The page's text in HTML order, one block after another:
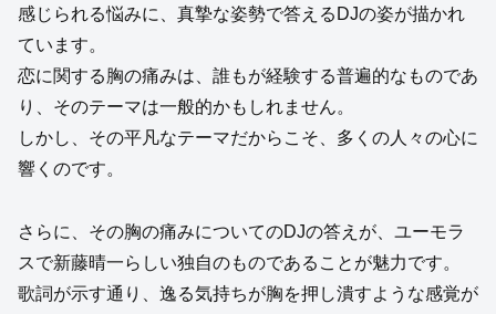
感じられる悩みに、真摯な姿勢で答えるDJの姿が描かれ
ています。
恋に関する胸の痛みは、誰もが経験する普遍的なものであ
り、そのテーマは一般的かもしれません。
しかし、その平凡なテーマだからこそ、多くの人々の心に
響くのです。
さらに、その胸の痛みについてのDJの答えが、ユーモラ
スで新藤晴一らしい独自のものであることが魅力です。
歌詞が示す通り、逸る気持ちが胸を押し潰すような感覚が